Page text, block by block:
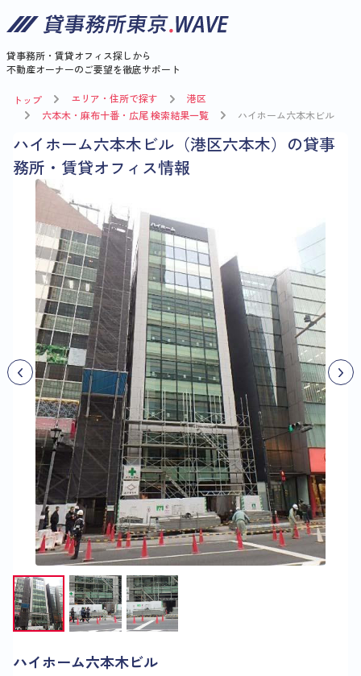
貸事務所・賃貸オフィス探しから
不動産オーナーのご要望を徹底サポート
トップ エリア・住所で探す
港区
六本木・麻布十番・広尾 検索結果一覧
ハイホーム六本木ビル
ハイホーム六本木ビル（港区六本木）の貸事
務所・賃貸オフィス情報
ハイホーム六本木ビル